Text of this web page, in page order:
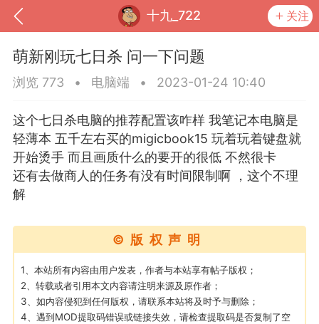
十九_722 关注
道具 排行榜
MOD下载 攻略教程 联机招募
萌新刚玩七日杀 问一下问题
浏览 773 • 电脑端 • 2023-01-24 10:40
这个七日杀电脑的推荐配置该咋样 我笔记本电脑是
轻薄本 五千左右买的migicbook15 玩着玩着键盘就
开始烫手 而且画质什么的要开的很低 不然很卡
还有去做商人的任务有没有时间限制啊 ，这个不理
解
©版权声明
1、本站所有内容由用户发表，作者与本站享有帖子版权；
2、转载或者引用本文内容请注明来源及原作者；
3、如内容侵犯到任何版权，请联系本站将及时予与删除；
4、遇到MOD提取码错误或链接失效，请检查提取码是否复制了空